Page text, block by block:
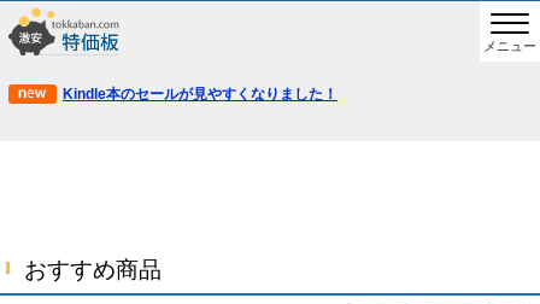
メニュー
Kindle本のセールが見やすくなりました！
おすすめ商品